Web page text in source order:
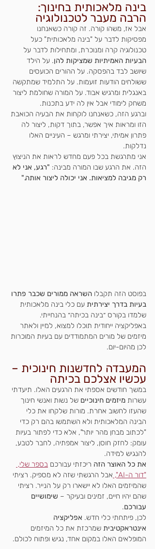
בינה מלאכותית בחינוך:
הרבה מעבר לטכנולוגיה
אבל אז, משהו קורה. זה קורה כשאנחנו
מפסיקות לדבר על "בינה מלאכותית" כעל
טכנולוגיה קרה ומנוכרת, ומתחילות לדבר על
הבעיות האמיתיות שמציקות להן. על הילד
שיושב לבד בהפסקה. על ההורים הכועסים
ששולחים הודעות זועמות. על התלמיד שמתקשה
באנגלית ומרגיש אבוד. על המורה שחולמת ליצור
משחק לימודי אבל אין לה ידע בתכנות.
וברגע הזה, כשאנחנו לוקחות את הבעיה הכואבת
הזו ומראות איך אפשר, בתוך דקות, ליצור לה
פתרון אמיתי, יצירתי ומרגש – העיניים האלו
נדלקות.
אני מתרגשת בכל פעם מחדש לראות את הניצוץ
הזה. את הרגע שבו המורה מבינה: "רגע, אני לא
רק מגיבה למציאות. אני יכולה ליצור אותה."
בפוסט הזה תקבלו השראה ממורים שכבר פתרו
בעיות בדרך יצירתית עם כלי בינה מלאכותית
שלמדו בקורס ״בינה בכיתה״ בהנחייתי.
באפליקציה ייחודית תוכלו למצוא, למיין ולאתר
מיזמים של מורים המתמודדים עם בעיות המוכרות
לכן מהיום-יום.
המעבדה לחדשנות חינוכית –
עכשיו אצלכם בכיתה
במשך חודשים אספתי את הרגעים האלו. תיעדתי
עשרות מיזמים חינוכיים של נשות ואנשי חינוך
שהעזו לחשוב אחרת. מורות שלקחו את כלי
הבינה המלאכותית ולא השתמשו בהם רק כדי
"לכתוב מבחן מהר יותר", אלא כדי לפתור בעיות
עומק: לחזק חוסן, ליצור אמפתיה, לחבר לטבע,
להנגיש למידה.
את כל האוצר הזה ריכזתי עבורכם בספר שלי,
"דור ה-AI",
אבל הרגשתי שזה לא מספיק. רציתי
שהמיזמים האלו לא יישארו רק על הנייר. רציתי
שהם יהיו חיים, זמינים ובעיקר – שימושיים
עבורכם.
לכן, פיתחתי כלי חדש. אפליקציה
אינטראקטיבית שמרכזת את כל המיזמים
המופלאים האלו במקום אחד, נגיש ופתוח לכולם.